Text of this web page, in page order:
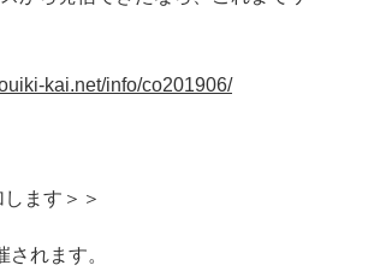
kai.net/info/co201906/
ます＞＞
れます。